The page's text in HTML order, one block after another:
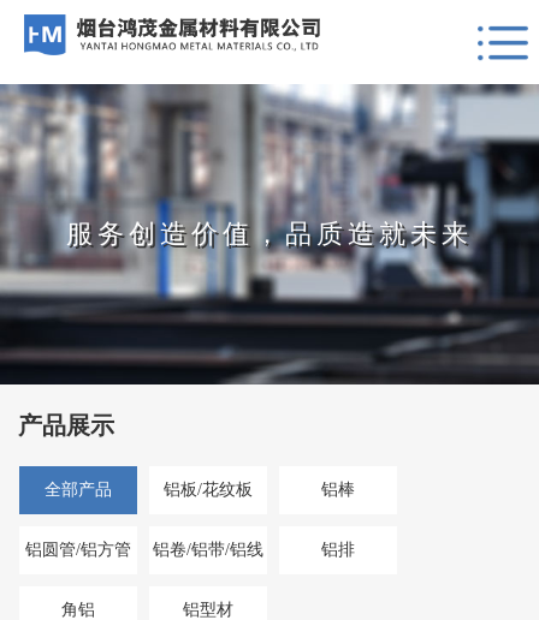
服务创造价值，品质造就未来
产品展示
全部产品 铝板/花纹板 铝棒
铝圆管/铝方管 铝卷/铝带/铝线 铝排
角铝 铝型材